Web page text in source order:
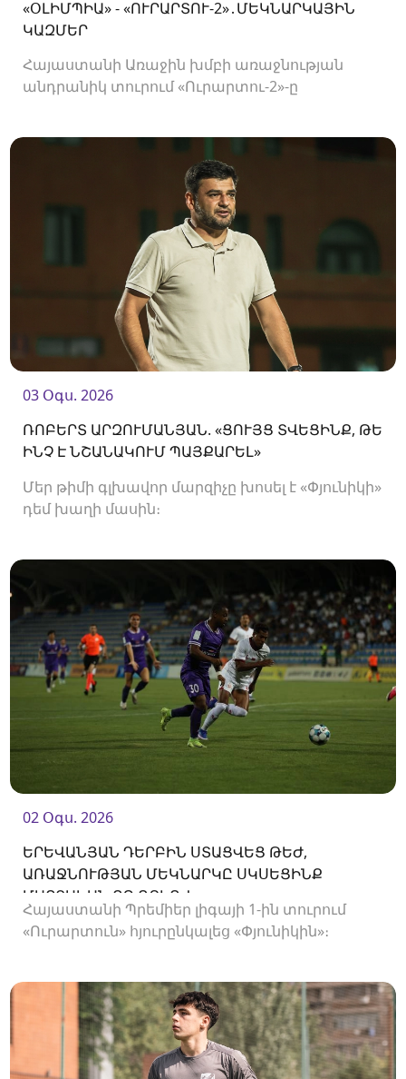
«ՕԼԻՄՊԻԱ» - «ՈՒՐԱՐՏՈՒ-2»․ՄԵԿՆԱՐԿԱՅԻՆ
ԿԱԶՄԵՐ
Հայաստանի Առաջին խմբի առաջնության
անդրանիկ տուրում «Ուրարտու-2»-ը
03 Օգս. 2026
ՌՈԲԵՐՏ ԱՐԶՈՒՄԱՆՅԱՆ. «ՑՈՒՅՑ ՏՎԵՑԻՆՔ, ԹԵ
ԻՆՉ Է ՆՇԱՆԱԿՈՒՄ ՊԱՅՔԱՐԵԼ»
Մեր թիմի գլխավոր մարզիչը խոսել է «Փյունիկի»
դեմ խաղի մասին։
02 Օգս. 2026
ԵՐԵՎԱՆՅԱՆ ԴԵՐԲԻՆ ՍՏԱՑՎԵՑ ԹԵԺ,
ԱՌԱՋՆՈՒԹՅԱՆ ՄԵԿՆԱՐԿԸ ՍԿՍԵՑԻՆՔ
ՄԱՐՏԱԿԱՆ ՈՉ-ՈՔԻՈՎ
Հայաստանի Պրեմիեր լիգայի 1-ին տուրում
«Ուրարտուն» հյուրընկալեց «Փյունիկին»։